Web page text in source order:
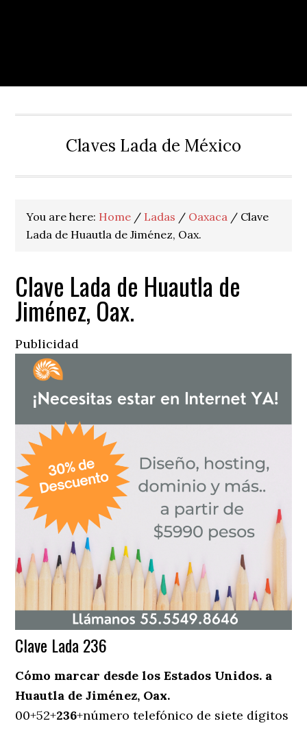
Claves Lada de México
You are here: Home / Ladas / Oaxaca / Clave
Lada de Huautla de Jiménez, Oax.
Clave Lada de Huautla de
Jiménez, Oax.
Publicidad
Clave Lada 236
Cómo marcar desde los Estados Unidos. a
Huautla de Jiménez, Oax.
00+52+236+número telefónico de siete dígitos